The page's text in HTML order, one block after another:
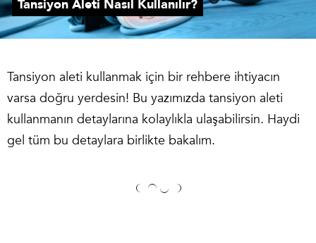
Tansiyon Aleti Nasıl Kullanılır?
Tansiyon aleti kullanmak için bir rehbere ihtiyacın
varsa doğru yerdesin! Bu yazımızda tansiyon aleti
kullanmanın detaylarına kolaylıkla ulaşabilirsin. Haydi
gel tüm bu detaylara birlikte bakalım.